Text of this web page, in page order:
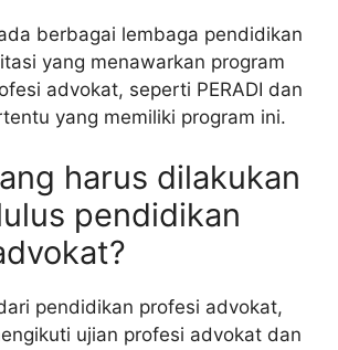
berbagai lembaga pendidikan
yang menawarkan program
advokat, seperti PERADI dan
yang memiliki program ini.
harus dilakukan
pendidikan
pendidikan profesi advokat,
ujian profesi advokat dan